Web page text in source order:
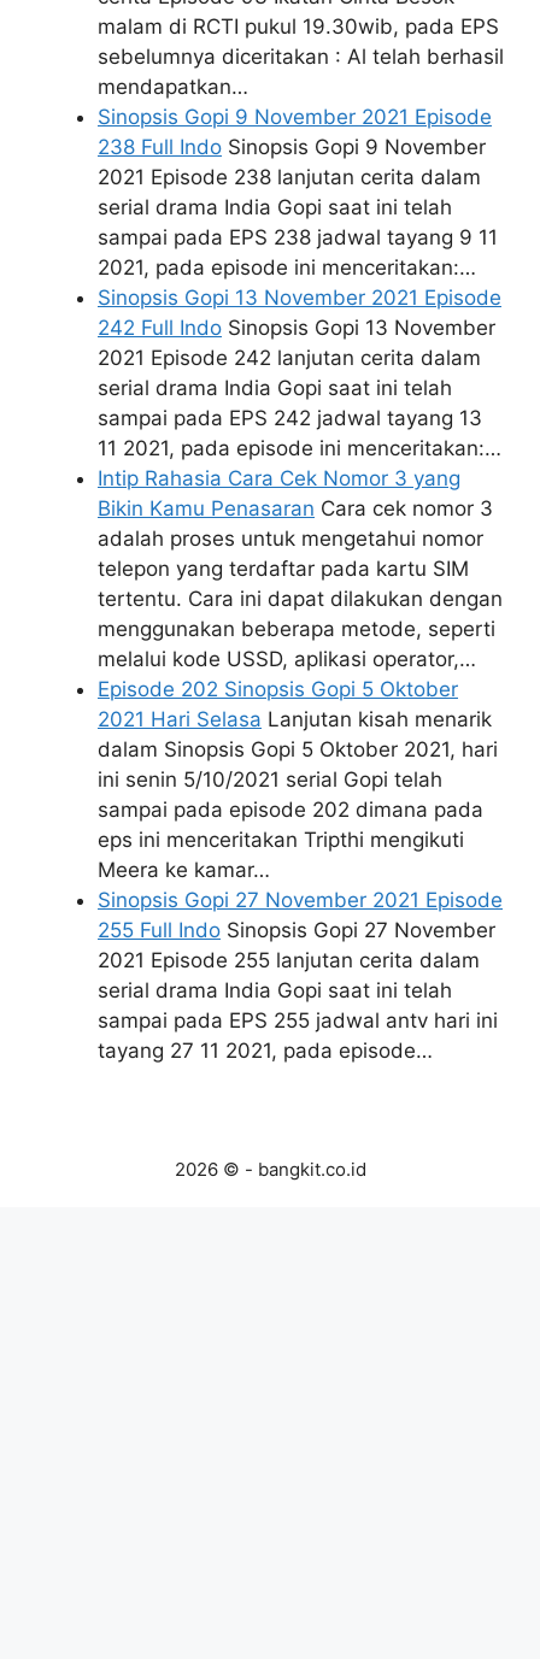
malam di RCTI pukul 19.30wib, pada EPS
sebelumnya diceritakan : Al telah berhasil
mendapatkan…
Sinopsis Gopi 9 November 2021 Episode
238 Full Indo Sinopsis Gopi 9 November
2021 Episode 238 lanjutan cerita dalam
serial drama India Gopi saat ini telah
sampai pada EPS 238 jadwal tayang 9 11
2021, pada episode ini menceritakan:…
Sinopsis Gopi 13 November 2021 Episode
242 Full Indo Sinopsis Gopi 13 November
2021 Episode 242 lanjutan cerita dalam
serial drama India Gopi saat ini telah
sampai pada EPS 242 jadwal tayang 13
11 2021, pada episode ini menceritakan:…
Intip Rahasia Cara Cek Nomor 3 yang
Bikin Kamu Penasaran Cara cek nomor 3
adalah proses untuk mengetahui nomor
telepon yang terdaftar pada kartu SIM
tertentu. Cara ini dapat dilakukan dengan
menggunakan beberapa metode, seperti
melalui kode USSD, aplikasi operator,…
Episode 202 Sinopsis Gopi 5 Oktober
2021 Hari Selasa Lanjutan kisah menarik
dalam Sinopsis Gopi 5 Oktober 2021, hari
ini senin 5/10/2021 serial Gopi telah
sampai pada episode 202 dimana pada
eps ini menceritakan Tripthi mengikuti
Meera ke kamar…
Sinopsis Gopi 27 November 2021 Episode
255 Full Indo Sinopsis Gopi 27 November
2021 Episode 255 lanjutan cerita dalam
serial drama India Gopi saat ini telah
sampai pada EPS 255 jadwal antv hari ini
tayang 27 11 2021, pada episode…
2026 © - bangkit.co.id